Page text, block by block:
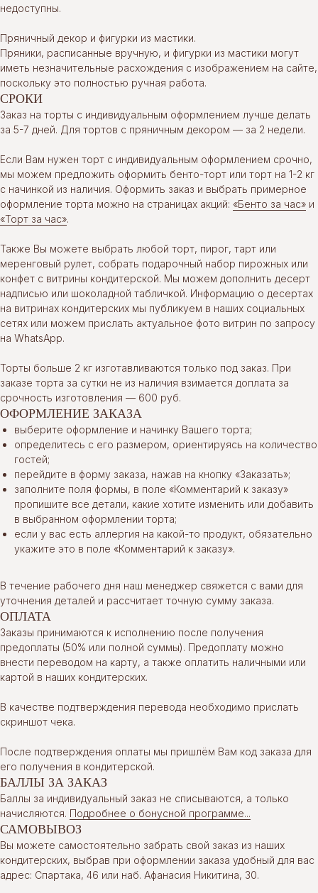
недоступны.
Пряничный декор и фигурки из мастики.
Пряники, расписанные вручную, и фигурки из мастики могут
иметь незначительные расхождения с изображением на сайте,
поскольку это полностью ручная работа.
СРОКИ
Заказ на торты с индивидуальным оформлением лучше делать
за 5-7 дней. Для тортов с пряничным декором — за 2 недели.
Если Вам нужен торт с индивидуальным оформлением срочно,
мы можем предложить оформить бенто-торт или торт на 1-2 кг
с начинкой из наличия. Оформить заказ и выбрать примерное
оформление торта можно на страницах акций: «Бенто за час» и
«Торт за час».
Также Вы можете выбрать любой торт, пирог, тарт или
меренговый рулет, собрать подарочный набор пирожных или
конфет с витрины кондитерской. Мы можем дополнить десерт
надписью или шоколадной табличкой. Информацию о десертах
на витринах кондитерских мы публикуем в наших социальных
сетях или можем прислать актуальное фото витрин по запросу
на WhatsApp.
Торты больше 2 кг изготавливаются только под заказ. При
заказе торта за сутки не из наличия взимается доплата за
срочность изготовления — 600 руб.
ОФОРМЛЕНИЕ ЗАКАЗА
выберите оформление и начинку Вашего торта;
определитесь с его размером, ориентируясь на количество
гостей;
перейдите в форму заказа, нажав на кнопку «Заказать»;
заполните поля формы, в поле «Комментарий к заказу»
пропишите все детали, какие хотите изменить или добавить
в выбранном оформлении торта;
если у вас есть аллергия на какой-то продукт, обязательно
укажите это в поле «Комментарий к заказу».
В течение рабочего дня наш менеджер свяжется с вами для
уточнения деталей и рассчитает точную сумму заказа.
ОПЛАТА
Заказы принимаются к исполнению после получения
предоплаты (50% или полной суммы). Предоплату можно
внести переводом на карту, а также оплатить наличными или
картой в наших кондитерских.
В качестве подтверждения перевода необходимо прислать
скриншот чека.
После подтверждения оплаты мы пришлём Вам код заказа для
его получения в кондитерской.
БАЛЛЫ ЗА ЗАКАЗ
Баллы за индивидуальный заказ не списываются, а только
начисляются. Подробнее о бонусной программе...
САМОВЫВОЗ
Вы можете самостоятельно забрать свой заказ из наших
кондитерских, выбрав при оформлении заказа удобный для вас
адрес: Спартака, 46 или наб. Афанасия Никитина, 30.